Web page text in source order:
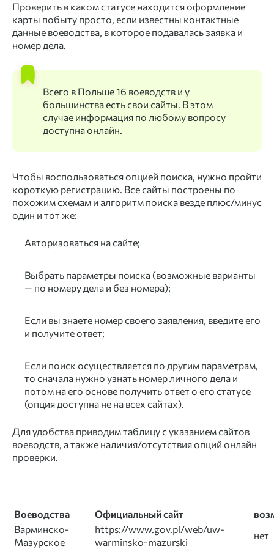
Проверить в какомстатусе находится оформление
карты побыту просто, если известны контактные
данные воеводства, в которое подавалась заявка и
номер дела.
Всего в Польше 16 воеводств и у
большинства есть свои сайты. В этом
случае информация по любому вопросу
доступна онлайн.
Чтобы воспользоваться опцией поиска, нужно пройти
короткую регистрацию. Все сайты построены по
похожим схемам и алгоритм поиска везде плюс/минус
один и тот же:
Авторизоваться на сайте;
Выбрать параметры поиска (возможные варианты
— по номеру дела и без номера);
Если вы знаете номер своего заявления, введите его
и получите ответ;
Если поиск осуществляется по другим параметрам,
то сначала нужно узнать номер личного дела и
потом на его основе получить ответ о его статусе
(опция доступна не на всех сайтах).
Для удобства приводим таблицу с указанием сайтов
воеводств, а также наличия/отсутствия опций онлайн
проверки.
Воеводства Официальный сайт
Варминско-
Мазурское
https://www.gov.pl/web/uw-
warminsko-mazurski
нет